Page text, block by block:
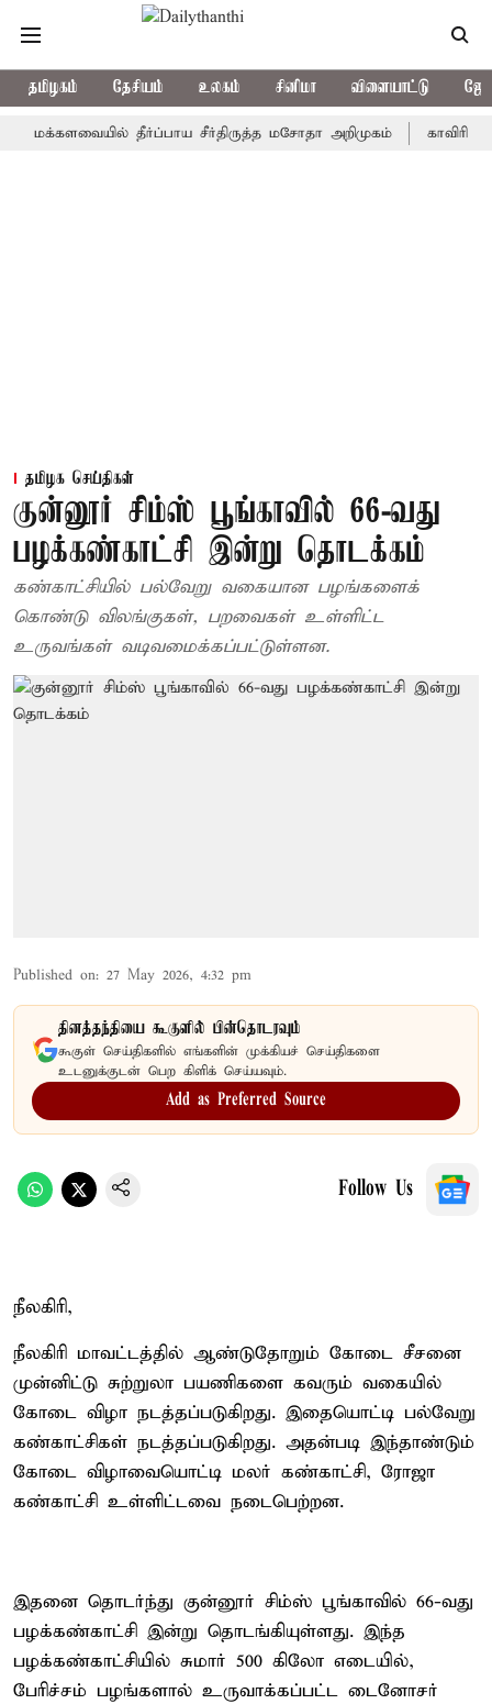
தமிழகம் தேசியம் உலகம் சினிமா விளையாட்டு
தீர்ப்பாய சீர்திருத்த மசோதா அறிமுகம் காவிரி நீர்
தமிழக செய்திகள்
குன்னூர் சிம்ஸ் பூங்காவில் 66-வது
பழக்கண்காட்சி இன்று தொடக்கம்
கண்காட்சியில் பல்வேறு வகையான பழங்களைக்
கொண்டு விலங்குகள், பறவைகள் உள்ளிட்ட
உருவங்கள் வடிவமைக்கப்பட்டுள்ளன.
Published on: 27 May 2026, 4:32 pm
தினத்தந்தியை கூகுளில் பின்தொடரவும்
கூகுள் செய்திகளில் எங்களின் முக்கியச் செய்திகளை
உடனுக்குடன் பெற கிளிக் செய்யவும்.
Add as Preferred Source
Follow Us
நீலகிரி,
நீலகிரி மாவட்டத்தில் ஆண்டுதோறும் கோடை சீசனை
முன்னிட்டு சுற்றுலா பயணிகளை கவரும் வகையில்
கோடை விழா நடத்தப்படுகிறது. இதையொட்டி பல்வேறு
கண்காட்சிகள் நடத்தப்படுகிறது. அதன்படி இந்தாண்டும்
கோடை விழாவையொட்டி மலர் கண்காட்சி, ரோஜா
கண்காட்சி உள்ளிட்டவை நடைபெற்றன.
இதனை தொடர்ந்து குன்னூர் சிம்ஸ் பூங்காவில் 66-வது
பழக்கண்காட்சி இன்று தொடங்கியுள்ளது. இந்த
பழக்கண்காட்சியில் சுமார் 500 கிலோ எடையில்,
பேரிச்சம் பழங்களால் உருவாக்கப்பட்ட டைனோசர்